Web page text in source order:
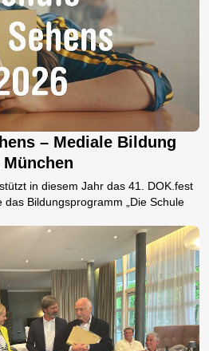
– Mediale Bildung
München
in diesem Jahr das 41. DOK.fest
Bildungsprogramm „Die Schule